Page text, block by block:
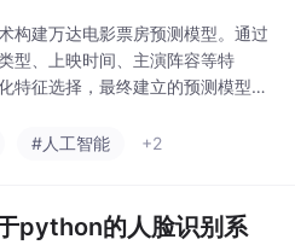
构建万达电影票房预测模型。通过
型、上映时间、主演阵容等特
特征选择，最终建立的预测模型效
，为电影制作和营销策略提供决策
#人工智能 +2
python的人脸识别系